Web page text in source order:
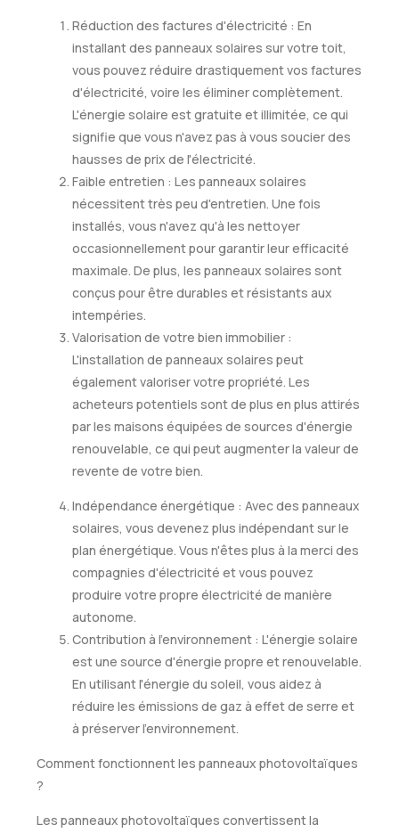
Réduction des factures d'électricité : En
installant des panneaux solaires sur votre toit,
vous pouvez réduire drastiquement vos factures
d'électricité, voire les éliminer complètement.
L'énergie solaire est gratuite et illimitée, ce qui
signifie que vous n'avez pas à vous soucier des
hausses de prix de l'électricité.
Faible entretien : Les panneaux solaires
nécessitent très peu d'entretien. Une fois
installés, vous n'avez qu'à les nettoyer
occasionnellement pour garantir leur efficacité
maximale. De plus, les panneaux solaires sont
conçus pour être durables et résistants aux
intempéries.
Valorisation de votre bien immobilier :
L'installation de panneaux solaires peut
également valoriser votre propriété. Les
acheteurs potentiels sont de plus en plus attirés
par les maisons équipées de sources d'énergie
renouvelable, ce qui peut augmenter la valeur de
revente de votre bien.
Indépendance énergétique : Avec des panneaux
solaires, vous devenez plus indépendant sur le
plan énergétique. Vous n'êtes plus à la merci des
compagnies d'électricité et vous pouvez
produire votre propre électricité de manière
autonome.
Contribution à l'environnement : L'énergie solaire
est une source d'énergie propre et renouvelable.
En utilisant l'énergie du soleil, vous aidez à
réduire les émissions de gaz à effet de serre et
à préserver l'environnement.
Comment fonctionnent les panneaux photovoltaïques
?
Les panneaux photovoltaïques convertissent la